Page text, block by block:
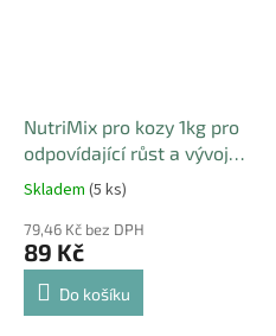
NutriMix pro kozy 1kg pro
odpovídající růst a vývoj
mladých zvířat
Skladem (5 ks)
79,46 Kč bez DPH
89 Kč
Do košíku